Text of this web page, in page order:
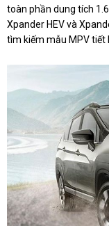
toàn phần dung tích
Xpander HEV và
tìm kiếm mẫu MPV tiết